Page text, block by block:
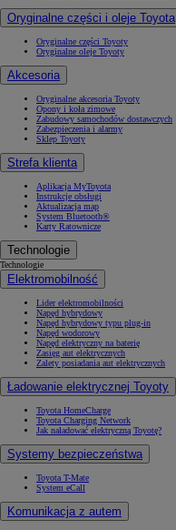
Oryginalne części i oleje Toyota
Oryginalne części Toyoty
Oryginalne oleje Toyoty
Akcesoria
Oryginalne akcesoria Toyoty
Opony i koła zimowe
Zabudowy samochodów dostawczych
Zabezpieczenia i alarmy
Sklep Toyoty
Strefa klienta
Aplikacja MyToyota
Instrukcje obsługi
Aktualizacja map
System Bluetooth®
Karty Ratownicze
Technologie
Technologie
Elektromobilność
Lider elektromobilności
Napęd hybrydowy
Napęd hybrydowy typu plug-in
Napęd wodorowy
Napęd elektryczny na baterię
Zasięg aut elektrycznych
Zalety posiadania aut elektrycznych
Ładowanie elektrycznej Toyoty
Toyota HomeCharge
Toyota Charging Network
Jak naładować elektryczną Toyotę?
Systemy bezpieczeństwa
Toyota T-Mate
System eCall
Komunikacja z autem